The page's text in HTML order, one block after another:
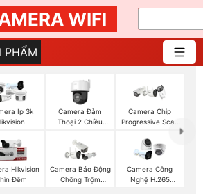
WIFI
PHẨM
Ip 3k
Camera Đàm
Thoại 2 Chiều
Camera Chip
Progressive Scan
Hikvision
Đêm
Camera Báo Động
Chống Trộm
Camera Công
Nghệ H.265